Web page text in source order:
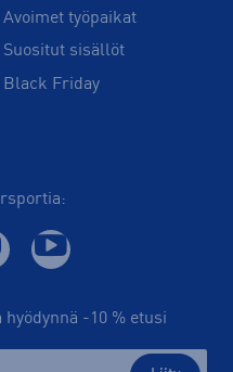
Avoimet työpaikat
Suositut sisällöt
Black Friday
-10 % etusi